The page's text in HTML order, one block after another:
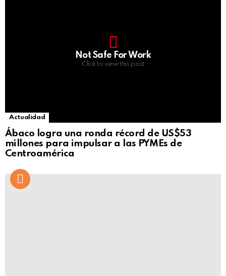
Not Safe For Work
Click to view this post
Actualidad
Ábaco logra una ronda récord de US$53
millones para impulsar a las PYMEs de
Centroamérica